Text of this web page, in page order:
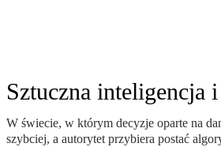
Sztuczna inteligencja i
W świecie, w którym decyzje oparte na
szybciej, a autorytet przybiera postać